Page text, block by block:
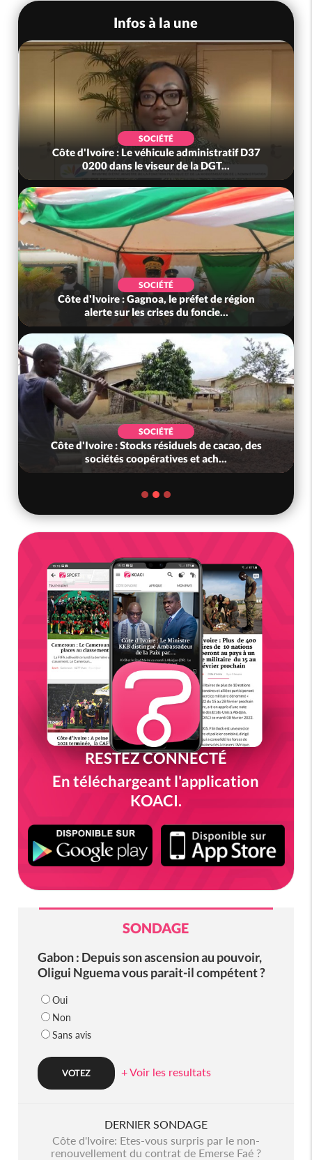
Infos à la une
SOCIÉTÉ
Côte d'Ivoire : Le véhicule administratif D37
0200 dans le viseur de la DGT...
SOCIÉTÉ
Côte d'Ivoire : Gagnoa, le préfet de région
alerte sur les crises du foncie...
SOCIÉTÉ
Côte d'Ivoire : Stocks résiduels de cacao, des
sociétés coopératives et ach...
RESTEZ CONNECTÉ
En téléchargeant l'application
KOACI.
SONDAGE
Gabon : Depuis son ascension au pouvoir,
Oligui Nguema vous parait-il compétent ?
Oui
Non
Sans avis
+ Voir les resultats
DERNIER SONDAGE
Côte d'Ivoire: Etes-vous surpris par le non-
renouvellement du contrat de Emerse Faé ?